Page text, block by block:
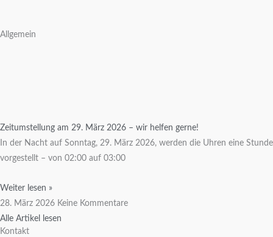
Allgemein
Zeitumstellung am 29. März 2026 – wir helfen gerne!
In der Nacht auf Sonntag, 29. März 2026, werden die Uhren eine Stunde
vorgestellt – von 02:00 auf 03:00
Weiter lesen »
28. März 2026 Keine Kommentare
Alle Artikel lesen
Kontakt